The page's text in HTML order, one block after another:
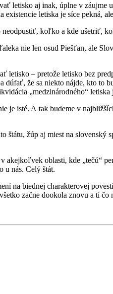
letisko aj inak, úplne v záujme
letiska je síce pekná,
neodpustiť, koľko a kde
nie len osud Piešťan, ale
– pretože letisko bez
že sa niekto nájde, kto to
„medzinárodného“ letiska
je isté. A tak budeme v
žúp aj miest na
oblasti, kde „tečú“
u nás. Celý štát.
biednej charakterovej
začne dookola znovu a tí